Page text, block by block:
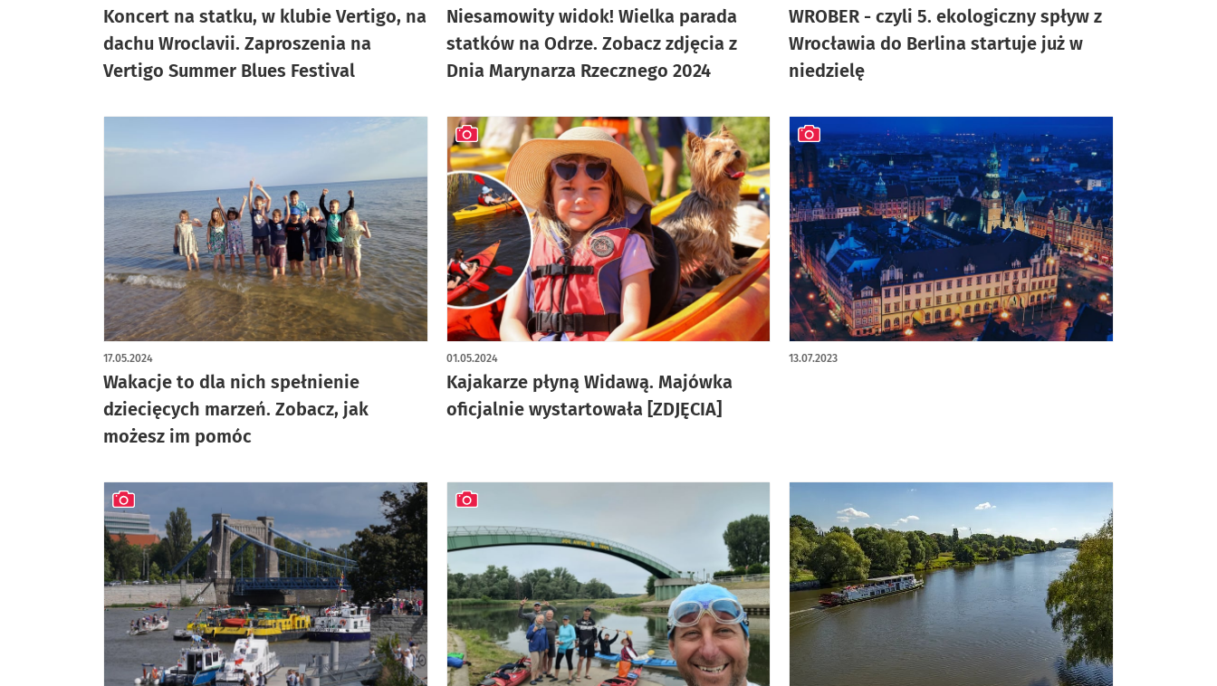
Koncert na statku, w klubie Vertigo, na
dachu Wroclavii. Zaproszenia na
Vertigo Summer Blues Festival
Niesamowity widok! Wielka parada
statków na Odrze. Zobacz zdjęcia z
Dnia Marynarza Rzecznego 2024
WROBER - czyli 5. ekologiczny spływ z
Wrocławia do Berlina startuje już w
niedzielę
Wakacje to dla nich spełnienie
dziecięcych marzeń. Zobacz, jak
możesz im pomóc
17.05.2024
Kajakarze płyną Widawą. Majówka
oficjalnie wystartowała [ZDJĘCIA]
01.05.2024
artykuł z galerią zdjęć 13.07.2023
artykuł z galerią zdjęć